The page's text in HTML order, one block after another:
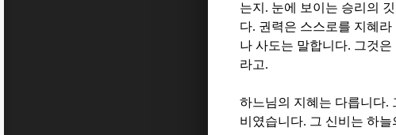
는지 . 눈에 보이는 승리의
다. 권력은 스스로를 지혜라
나 사도는 말합니다. 그것은
라고.
하느님의 지혜는 다릅니다.
비였습니다. 그 신비는 하